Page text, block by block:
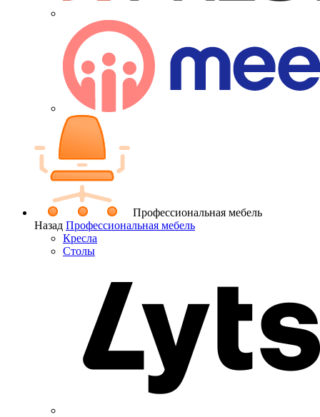
Профессиональная мебель
Назад Профессиональная мебель
Кресла
Столы